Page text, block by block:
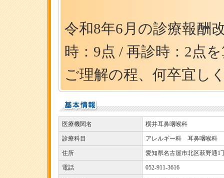
令和8年6月の診療報酬
時：9点 / 再診時：2点
ご理解の程、何卒宜し
医療機関名 横井耳鼻咽喉科
診療科目 アレルギー科 耳鼻咽喉科
住所 愛知県名古屋市北区萩野通
電話 052-911-3616